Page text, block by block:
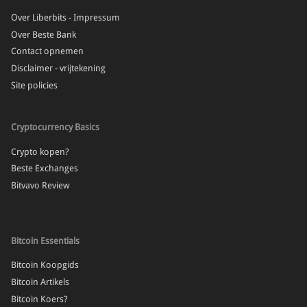
Over Liberbits - Impressum
Over Beste Bank
Contact opnemen
Disclaimer - vrijtekening
Site policies
Cryptocurrency Basics
Crypto kopen?
Beste Exchanges
Bitvavo Review
Bitcoin Essentials
Bitcoin Koopgids
Bitcoin Artikels
Bitcoin Koers?